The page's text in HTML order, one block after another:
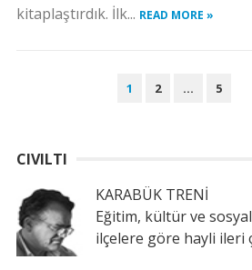
kitaplaştırdık. İlk... READ MORE »
1 2 … 5
CIVILTI
KARABÜK TRENİ
Eğitim, kültür ve
ilçelere göre hayli ileri